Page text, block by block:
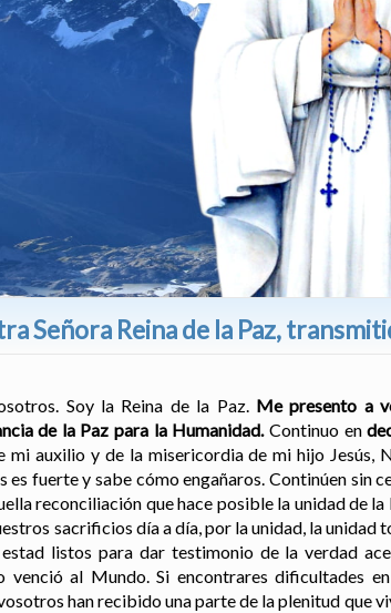
Señora Reina de la Paz,
Soy la Reina de la Paz. Me presento a
de la Paz para la Humanidad.Continuo en
mi auxilio y de la misericordia de mi hijo Jesús,
es fuerte y sabe cómo engañaros. Continúen sin
reconciliación que hace posible la unidad de
sacrificios día a día, por la unidad, la unidad
listos para dar testimonio de la verdad
venció al Mundo. Si encontrares dificultades
han recibido una parte de la plenitud que